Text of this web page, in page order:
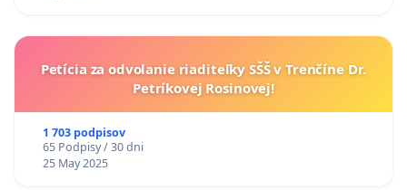
Petícia za odvolanie riaditeľky SŠŠ v Trenčíne Dr.
Petríkovej Rosinovej!
1 703 podpisov
65 Podpisy / 30 dni
25 May 2025